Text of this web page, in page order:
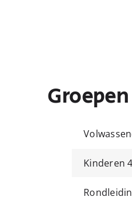
Kinderen